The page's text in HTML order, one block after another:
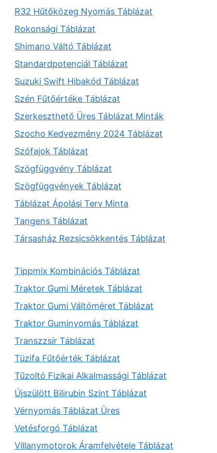
R32 Hűtőközeg Nyomás Táblázat
Rokonsági Táblázat
Shimano Váltó Táblázat
Standardpotenciál Táblázat
Suzuki Swift Hibakód Táblázat
Szén Fűtőértéke Táblázat
Szerkeszthető Üres Táblázat Minták
Szocho Kedvezmény 2024 Táblázat
Szófajok Táblázat
Szögfüggvény Táblázat
Szögfüggvények Táblázat
Táblázat Ápolási Terv Minta
Tangens Táblázat
Társasház Rezsicsökkentés Táblázat
Tippmix Kombinációs Táblázat
Traktor Gumi Méretek Táblázat
Traktor Gumi Váltóméret Táblázat
Traktor Guminyomás Táblázat
Transzzsír Táblázat
Tüzifa Fűtőérték Táblázat
Tűzoltó Fizikai Alkalmassági Táblázat
Újszülött Bilirubin Szint Táblázat
Vérnyomás Táblázat Üres
Vetésforgó Táblázat
Villanymotorok Áramfelvétele Táblázat